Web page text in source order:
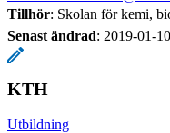
Tillhör: Skolan för kemi,
Senast ändrad: 2019-01-10
KTH
Utbildning